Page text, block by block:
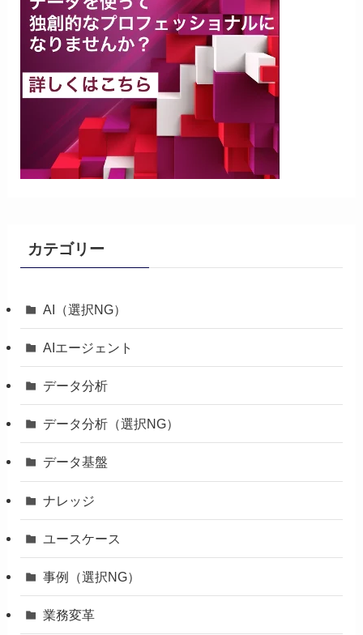
カテゴリー
AI（選択NG）
AIエージェント
データ分析
データ分析（選択NG）
データ基盤
ナレッジ
ユースケース
事例（選択NG）
業務変革